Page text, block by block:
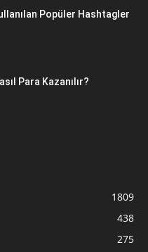
Popüler Hashtagler
Para Kazanılır?
1809
438
275